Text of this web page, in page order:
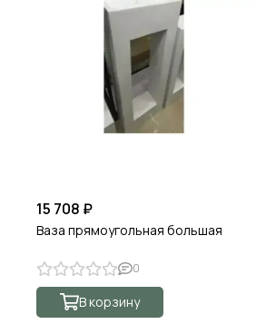
15 708 ₽
Ваза прямоугольная большая
0
В корзину